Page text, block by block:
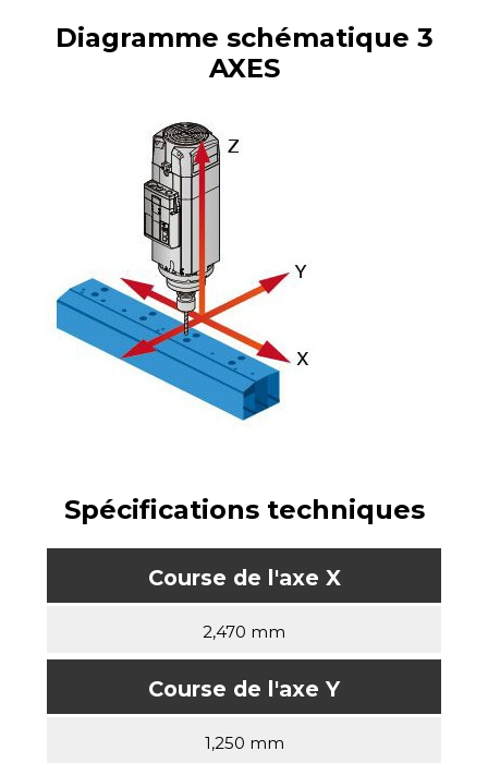
Diagramme schématique 3
AXES
Spécifications techniques
Course de l'axe X
2,470 mm
Course de l'axe Y
1,250 mm